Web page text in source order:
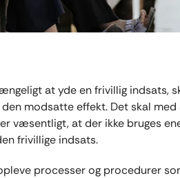
at yde en frivillig indsats,
modsatte effekt. Det skal
væsentligt, at der ikke bruges
frivillige indsats.
processer og procedurer